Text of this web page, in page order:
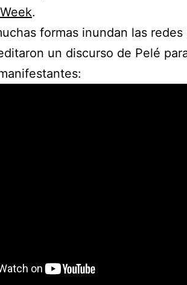
.
formas inundan las
un discurso de Pelé